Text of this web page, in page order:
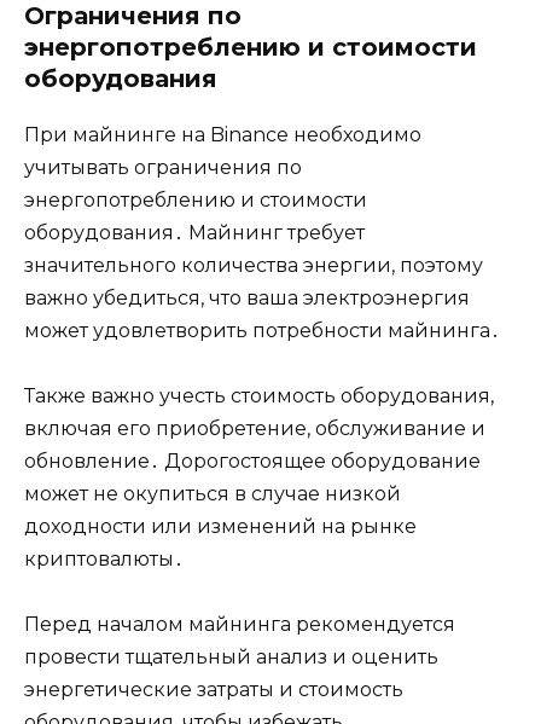
Ограничения по
энергопотреблению и стоимости
оборудования
При майнинге на Binance необходимо
учитывать ограничения по
энергопотреблению и стоимости
оборудования․ Майнинг требует
значительного количества энергии, поэтому
важно убедиться, что ваша электроэнергия
может удовлетворить потребности майнинга․
Также важно учесть стоимость оборудования,
включая его приобретение, обслуживание и
обновление․ Дорогостоящее оборудование
может не окупиться в случае низкой
доходности или изменений на рынке
криптовалюты․
Перед началом майнинга рекомендуется
провести тщательный анализ и оценить
энергетические затраты и стоимость